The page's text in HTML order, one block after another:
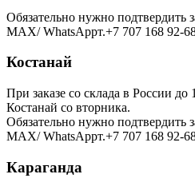
Обязательно нужно подтвердить
МАХ/ WhatsAppт.+7 707 168 92-
Костанай
При заказе со склада в России
Костанай со вторника.
Обязательно нужно подтвердить
МАХ/ WhatsAppт.+7 707 168 92-
Караганда